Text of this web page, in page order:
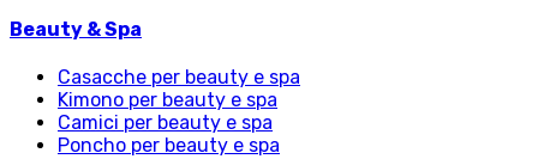
Beauty & Spa
Casacche per beauty e spa
Kimono per beauty e spa
Camici per beauty e spa
Poncho per beauty e spa